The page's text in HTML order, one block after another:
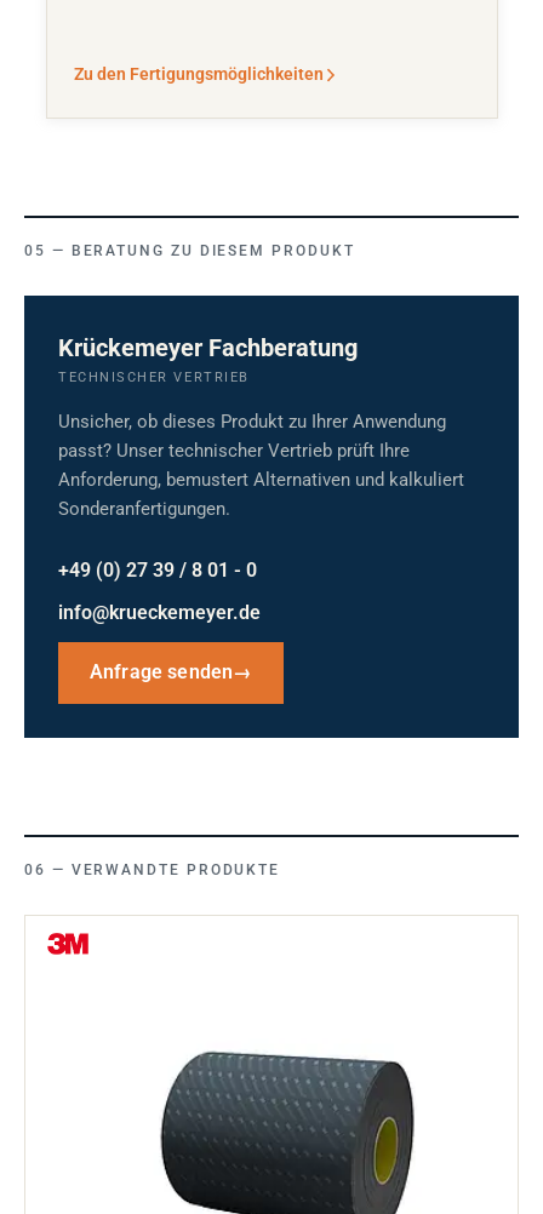
Zu den Fertigungsmöglichkeiten
BERATUNG ZU DIESEM PRODUKT
Krückemeyer Fachberatung
TECHNISCHER VERTRIEB
Unsicher, ob dieses Produkt zu Ihrer Anwendung
passt? Unser technischer Vertrieb prüft Ihre
Anforderung, bemustert Alternativen und kalkuliert
Sonderanfertigungen.
+49 (0) 27 39 / 8 01 - 0
info@krueckemeyer.de
Anfrage senden→
VERWANDTE PRODUKTE